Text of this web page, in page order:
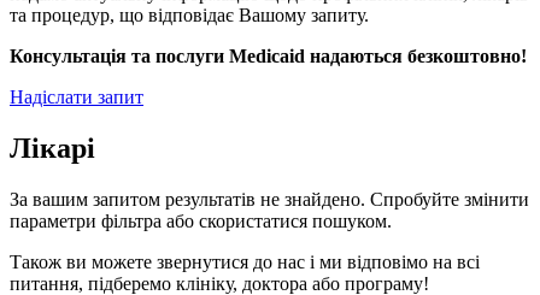
та процедур, що відповідає Вашому запиту.
Консультація та послуги Medicaid надаються безкоштовно!
Надіслати запит
Лікарі
За вашим запитом результатів не знайдено. Спробуйте змінити
параметри фільтра або скористатися пошуком.
Також ви можете звернутися до нас і ми відповімо на всі
питання, підберемо клініку, доктора або програму!